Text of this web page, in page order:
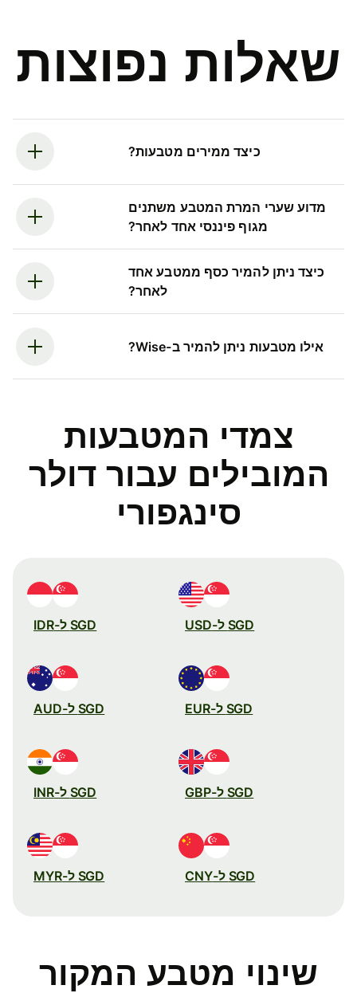
שאלות נפוצות
כיצד ממירים מטבעות?
מדוע שערי המרת המטבע משתנים
מגוף פיננסי אחד לאחר?
כיצד ניתן להמיר כסף ממטבע אחד
לאחר?
אילו מטבעות ניתן להמיר ב-Wise?
צמדי המטבעות
המובילים עבור דולר
סינגפורי
SGD ל-USD SGD ל-IDR
SGD ל-EUR SGD ל-AUD
SGD ל-GBP SGD ל-INR
SGD ל-CNY SGD ל-MYR
שינוי מטבע המקור